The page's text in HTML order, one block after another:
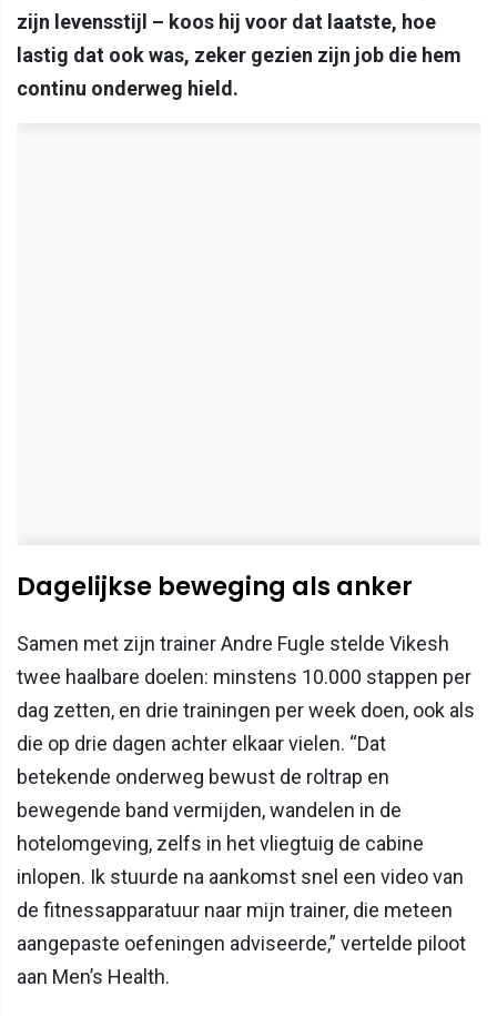
zijn levensstijl – koos hij voor dat laatste, hoe
lastig dat ook was, zeker gezien zijn job die hem
continu onderweg hield.
Dagelijkse beweging als anker
Samen met zijn trainer Andre Fugle stelde Vikesh
twee haalbare doelen: minstens 10.000 stappen per
dag zetten, en drie trainingen per week doen, ook als
die op drie dagen achter elkaar vielen. “Dat
betekende onderweg bewust de roltrap en
bewegende band vermijden, wandelen in de
hotelomgeving, zelfs in het vliegtuig de cabine
inlopen. Ik stuurde na aankomst snel een video van
de fitnessapparatuur naar mijn trainer, die meteen
aangepaste oefeningen adviseerde,” vertelde piloot
aan Men’s Health.